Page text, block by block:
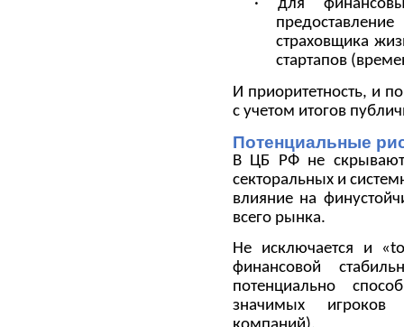
· для
страховщика
стартапов
И приоритетность, и
с учетом итогов
Потенциальные
В ЦБ РФ не скрывают,
секторальных и
влияние на
всего рынка.
Не исключается и
финансовой
потенциально
значимых игроков